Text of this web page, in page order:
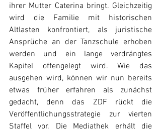
ihrer Mutter Caterina bringt. Gleichzeitig
wird die Familie mit historischen
Altlasten konfrontiert, als juristische
Ansprüche an der Tanzschule erhoben
werden und ein lange verdrängtes
Kapitel offengelegt wird. Wie das
ausgehen wird, können wir nun bereits
etwas früher erfahren als zunächst
gedacht, denn das ZDF rückt die
Veröffentlichungsstrategie zur vierten
Staffel vor. Die Mediathek erhält die